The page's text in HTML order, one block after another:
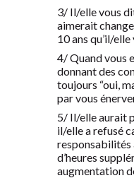
3/ Il/elle vous
aimerait
10 ans qu’il/
4/ Quand vous
donnant des
toujours “oui,
par vous
5/ Il/elle aurait
il/elle a refusé
responsabilités
d’heures
augmentation